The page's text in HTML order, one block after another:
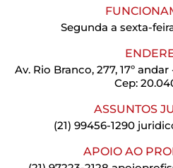
Segunda a sexta-
Av. Rio Branco, 277, 17º
Cep:
ASSUNTOS
(21) 99456-1290
APOIO AO